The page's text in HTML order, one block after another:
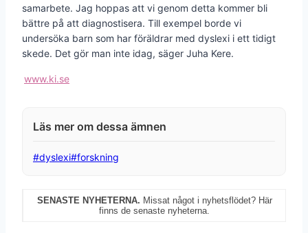
samarbete. Jag hoppas att vi genom detta kommer bli
bättre på att diagnostisera. Till exempel borde vi
undersöka barn som har föräldrar med dyslexi i ett tidigt
skede. Det gör man inte idag, säger Juha Kere.
www.ki.se
Post
#dyslexi#forskning
SENASTE NYHETERNA. Missat något i nyhetsflödet? Här
finns de senaste nyheterna.